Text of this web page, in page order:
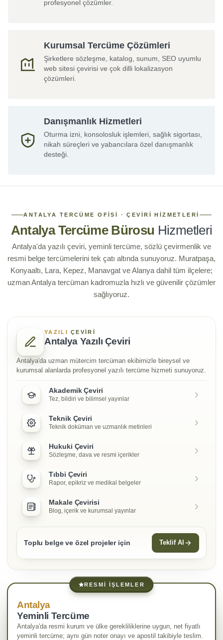
profesyonel çözümler.
Kurumsal Tercüme Çözümleri
Şirketlere sözleşme, katalog, sunum, SEO uyumlu
web sitesi çevirisi ve çok dilli lokalizasyon
çözümleri.
Danışmanlık Hizmetleri
Oturma izni, konsolosluk işlemleri, sağlık sigortası,
nikah süreçleri ve yabancılara özel danışmanlık
desteği.
ANTALYA TERCÜME OFISI · ÇEVIRI HIZMETLERI
Antalya Tercüme Bürosu Hizmetleri
Antalya'da yazılı çeviri, yeminli tercüme, sözlü çevirmenlik ve
resmi belge tercümelerini tek çatı altında sunuyoruz. Muratpaşa,
Konyaaltı, Lara, Kepez, Manavgat ve Alanya dahil tüm ilçelere;
uzman Antalya tercüman kadromuzla hızlı ve güvenilir çözümler
sağlıyoruz.
YAZILI ÇEVIRI
Antalya Yazılı Çeviri
Antalya'da uzman mütercim tercüman ekibimizle bireysel ve
kurumsal alanlarda profesyonel yazılı tercüme hizmeti sunuyoruz.
Akademik Çeviri
Tez, bildiri ve bilimsel yayınlar
Teknik Çeviri
Teknik doküman ve uzmanlık metinleri
Hukuki Çeviri
Sözleşme, dava ve resmi içerikler
Tıbbi Çeviri
Rapor, epikriz ve medikal belgeler
Makale Çevirisi
Blog, içerik ve kurumsal yayınlar
Toplu belge ve özel projeler için Teklif Al
RESMI İŞLEMLER
Antalya
Yeminli Tercüme
Antalya'da resmi kurum ve ülke gerekliliklerine uygun, net fiyatlı
yeminli tercüme; aynı gün noter onayı ve apostil takibiyle teslim.